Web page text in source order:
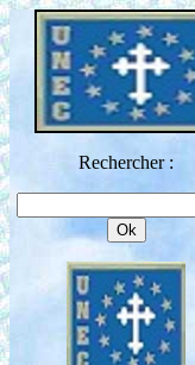
Rechercher :